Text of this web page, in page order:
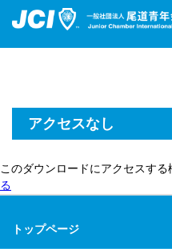
アクセスなし
このダウンロードにアクセスする
る
トップページ